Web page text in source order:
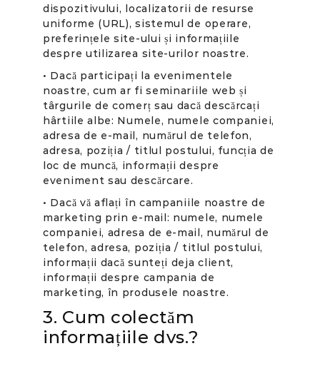
dispozitivului, localizatorii de resurse
uniforme (URL), sistemul de operare,
preferințele site-ului și informațiile
despre utilizarea site-urilor noastre.
• Dacă participați la evenimentele
noastre, cum ar fi seminariile web și
târgurile de comerț sau dacă descărcați
hârtiile albe: Numele, numele companiei,
adresa de e-mail, numărul de telefon,
adresa, poziția / titlul postului, funcția de
loc de muncă, informații despre
eveniment sau descărcare.
• Dacă vă aflați în campaniile noastre de
marketing prin e-mail: numele, numele
companiei, adresa de e-mail, numărul de
telefon, adresa, poziția / titlul postului,
informații dacă sunteți deja client,
informații despre campania de
marketing, în produsele noastre.
3. Cum colectăm
informațiile dvs.?